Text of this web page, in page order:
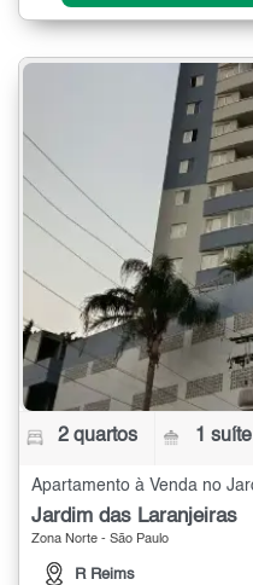
2 quartos 1 suíte
Jardim das Laranjeiras
Zona Norte - São Paulo
R Reims